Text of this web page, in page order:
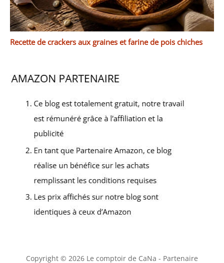
Recette de crackers aux graines et farine de pois chiches
Copyright © 2026 Le comptoir de CaNa - Partenaire